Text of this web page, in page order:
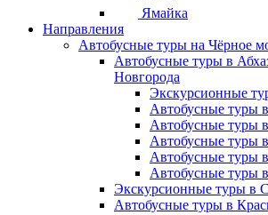
Ямайка
Направления
Автобусные туры на Чёрное
Автобусные туры в
Новгорода
Экскурсионные
Автобусные туры
Автобусные туры
Автобусные туры
Автобусные туры
Автобусные туры
Экскурсионные туры в
Автобусные туры в